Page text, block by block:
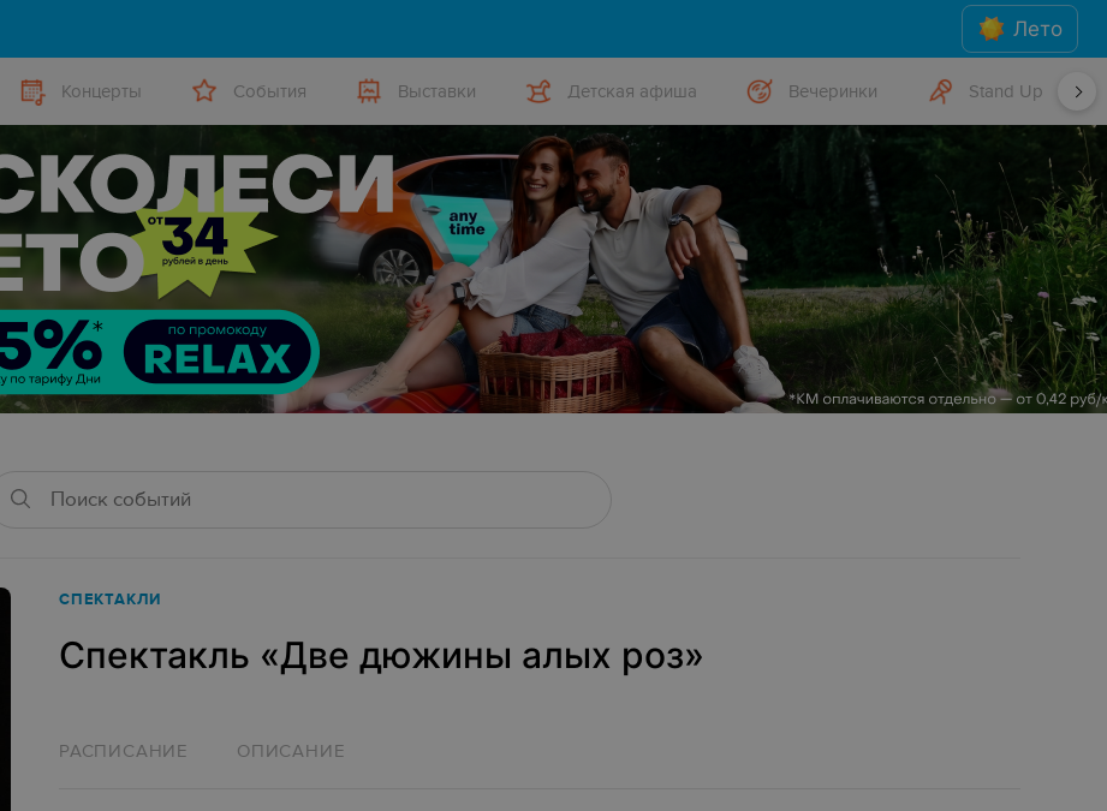
Лето
Концерты События Выставки Детская афиша Вечеринки Stand Up
СПЕКТАКЛИ
Спектакль «‎Две дюжины алых роз»‎
РАСПИСАНИЕ ОПИСАНИЕ